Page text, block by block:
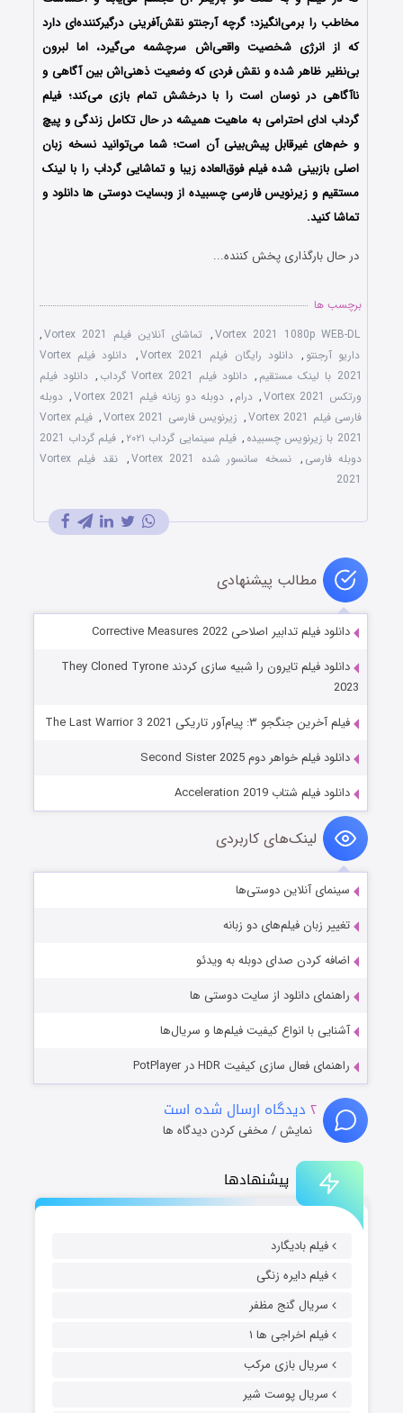
پیشنهادها
فیلم بادیگارد
فیلم دایره زنگی
سریال گنج مظفر
فیلم اخراجی ها ۱
سریال بازی مرکب
سریال پوست شیر
مخاطب را برمی‌انگیزد؛ گرچه آرجنتو نقش‌آفرینی درگیرکننده‌ای دارد
که از انرژی شخصیت واقعی‌اش سرچشمه می‌گیرد، اما لبرون
بی‌نظیر ظاهر شده و نقش فردی که وضعیت ذهنی‌اش بین آگاهی و
ناآگاهی در نوسان است را با درخشش تمام بازی می‌کند؛ فیلم
گرداب ادای احترامی به ماهیت همیشه در حال تکامل زندگی و پیچ‌
و خم‌های غیرقابل پیش‌بینی آن است؛ شما می‌توانید نسخه زبان
اصلی بازبینی شده فیلم فوق‌العاده زیبا و تماشایی گرداب را با لینک
مستقیم و زیرنویس فارسی چسبیده از وبسایت دوستی ها دانلود و
تماشا کنید.
در حال بارگذاری پخش کننده...
برچسب ها
Vortex 2021 1080p WEB-DL
, تماشای آنلاین فیلم Vortex 2021
,
داریو آرجنتو , دانلود رایگان فیلم Vortex 2021 ,
دانلود فیلم Vortex
2021 با لینک مستقیم
, دانلود فیلم Vortex 2021 گرداب , دانلود فیلم
ورتکس Vortex 2021
, درام , دوبله دو زبانه فیلم Vortex 2021 , دوبله
فارسی فیلم Vortex 2021
, زیرنویس فارسی Vortex 2021 ,
فیلم Vortex
2021 با زیرنویس چسبیده
, فیلم سینمایی گرداب ۲۰۲۱ ,
فیلم گرداب 2021
دوبله فارسی , نسخه سانسور شده Vortex 2021 ,
نقد فیلم Vortex
2021
مطالب پیشنهادی
دانلود فیلم تدابیر اصلاحی Corrective Measures 2022
دانلود فیلم تایرون را شبیه سازی کردند They Cloned Tyrone
2023
فیلم آخرین جنگجو ۳: پیام‌آور تاریکی The Last Warrior 3 2021
دانلود فیلم خواهر دوم Second Sister 2025
دانلود فیلم شتاب Acceleration 2019
لینک‌های کاربردی
سینمای آنلاین دوستی‌ها
تغییر زبان فیلم‌های دو زبانه
اضافه کردن صدای دوبله به ویدئو
راهنمای دانلود از سایت دوستی ها
آشنایی با انواع کیفیت فیلم‌ها و سریال‌ها
راهنمای فعال سازی کیفیت HDR در PotPlayer
۲ دیدگاه ارسال شده است
نمایش / مخفی کردن دیدگاه ها